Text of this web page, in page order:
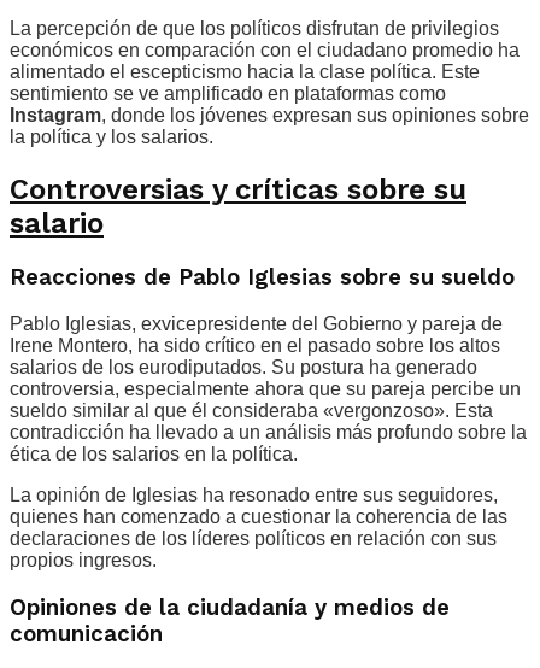
La percepción de que los políticos disfrutan de privilegios
económicos en comparación con el ciudadano promedio ha
alimentado el escepticismo hacia la clase política. Este
sentimiento se ve amplificado en plataformas como
Instagram, donde los jóvenes expresan sus opiniones sobre
la política y los salarios.
Controversias y críticas sobre su
salario
Reacciones de Pablo Iglesias sobre su sueldo
Pablo Iglesias, exvicepresidente del Gobierno y pareja de
Irene Montero, ha sido crítico en el pasado sobre los altos
salarios de los eurodiputados. Su postura ha generado
controversia, especialmente ahora que su pareja percibe un
sueldo similar al que él consideraba «vergonzoso». Esta
contradicción ha llevado a un análisis más profundo sobre la
ética de los salarios en la política.
La opinión de Iglesias ha resonado entre sus seguidores,
quienes han comenzado a cuestionar la coherencia de las
declaraciones de los líderes políticos en relación con sus
propios ingresos.
Opiniones de la ciudadanía y medios de
comunicación